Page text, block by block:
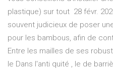
plastique) sur tout 28 févr.
souvent judicieux de poser
pour les bambous, afin de
Entre les mailles de ses
le Dans l'anti quité , le de